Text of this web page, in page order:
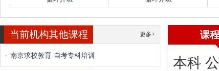
当前机构其他课程 更多+
南京求校教育-自考专科培训
课
本科